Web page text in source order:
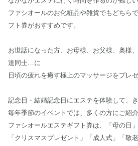
ファシオールのお化粧品や雑貨でもどちら
フト券がおすすめです。
お世話になった方、お母様、お父様、奥様
達同士…に
日頃の疲れを癒す極上のマッサージをプレ
記念日・結婚記念日にエステを体験して、
毎年季節のイベントでは、多くの方にご紹
ファシオールエステギフト券は、「母の日
「クリスマスプレゼント」「成人式」「敬